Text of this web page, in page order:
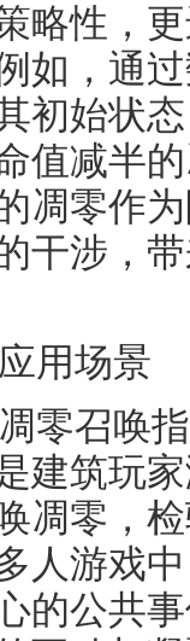
略性，
如，通
初始状
值减半
凋零作
干涉，
用场景
零召唤
建筑玩
凋零，
人游戏
的公共